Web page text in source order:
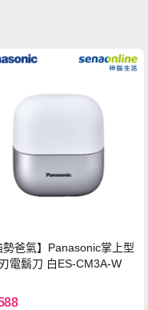
勢爸氣】Panasonic掌上型
電鬍刀 白ES-CM3A-W